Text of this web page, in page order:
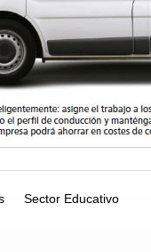
Sector Educativo